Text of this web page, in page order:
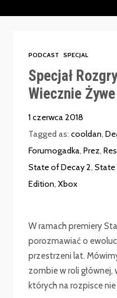
PODCAST SPECJAL
Specjał
Wiecznie Żywe
1 czerwca 2018
Tagged as:cooldan,
Forumogadka,Prez,
State of Decay 2,State
Edition,Xbox
W ramach premiery
porozmawiać o
przestrzeni lat.
zombie w roli
których na rozpisce nie